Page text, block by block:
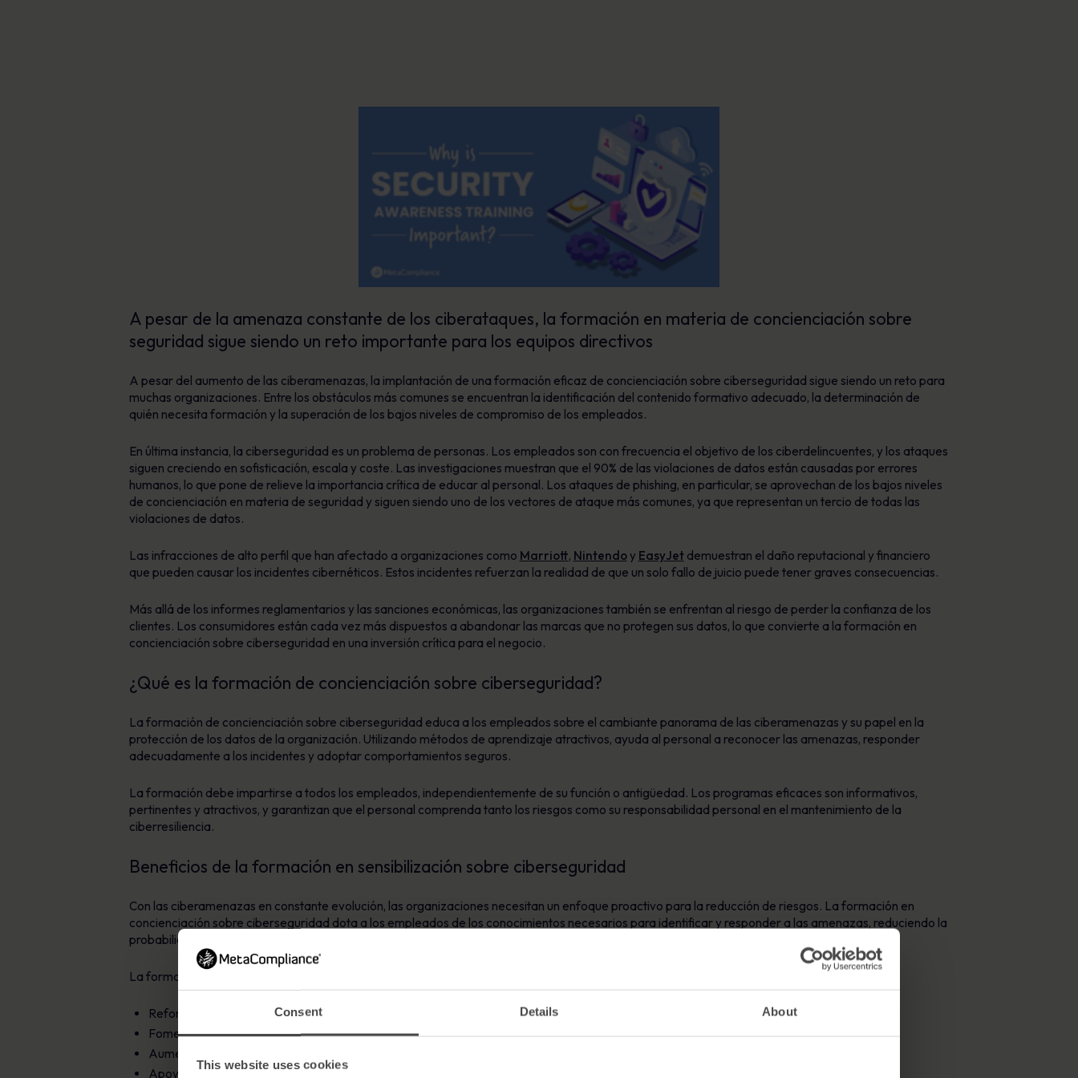
Consent Details About
This website uses cookies
A pesar de la amenaza constante de los ciberataques, la formación en materia de concienciación sobre
seguridad sigue siendo un reto importante para los equipos directivos
A pesar del aumento de las ciberamenazas, la implantación de una formación eficaz de concienciación sobre ciberseguridad sigue siendo un reto para
muchas organizaciones. Entre los obstáculos más comunes se encuentran la identificación del contenido formativo adecuado, la determinación de
quién necesita formación y la superación de los bajos niveles de compromiso de los empleados.
En última instancia, la ciberseguridad es un problema de personas. Los empleados son con frecuencia el objetivo de los ciberdelincuentes, y los ataques
siguen creciendo en sofisticación, escala y coste. Las investigaciones muestran que el 90% de las violaciones de datos están causadas por errores
humanos, lo que pone de relieve la importancia crítica de educar al personal. Los ataques de phishing, en particular, se aprovechan de los bajos niveles
de concienciación en materia de seguridad y siguen siendo uno de los vectores de ataque más comunes, ya que representan un tercio de todas las
violaciones de datos.
Las infracciones de alto perfil que han afectado a organizaciones como Marriott, Nintendoy EasyJetdemuestran el daño reputacional y financiero
que pueden causar los incidentes cibernéticos. Estos incidentes refuerzan la realidad de que un solo fallo de juicio puede tener graves consecuencias.
Más allá de los informes reglamentarios y las sanciones económicas, las organizaciones también se enfrentan al riesgo de perder la confianza de los
clientes. Los consumidores están cada vez más dispuestos a abandonar las marcas que no protegen sus datos, lo que convierte a la formación en
concienciación sobre ciberseguridad en una inversión crítica para el negocio.
¿Qué es la formación de concienciación sobre ciberseguridad?
La formación de concienciación sobre ciberseguridad educa a los empleados sobre el cambiante panorama de las ciberamenazas y su papel en la
protección de los datos de la organización. Utilizando métodos de aprendizaje atractivos, ayuda al personal a reconocer las amenazas, responder
adecuadamente a los incidentes y adoptar comportamientos seguros.
La formación debe impartirse a todos los empleados, independientemente de su función o antigüedad. Los programas eficaces son informativos,
pertinentes y atractivos, y garantizan que el personal comprenda tanto los riesgos como su responsabilidad personal en el mantenimiento de la
ciberresiliencia.
Beneficios de la formación en sensibilización sobre ciberseguridad
Con las ciberamenazas en constante evolución, las organizaciones necesitan un enfoque proactivo para la reducción de riesgos. La formación en
concienciación sobre ciberseguridad dota a los empleados de los conocimientos necesarios para identificar y responder a las amenazas, reduciendo la
probabilidad de que se produzcan costosos incidentes.
La formación sobre concienciación en materia de seguridad permite a las organizaciones
Reforzar la resistencia frente a las ciberamenazas
Fomentar un cambio de comportamiento positivo y un pensamiento que dé prioridad a la seguridad
Aumentar el compromiso y la responsabilidad de toda la plantilla
Apoyar el cumplimiento de la normativa y la preparación para las auditorías